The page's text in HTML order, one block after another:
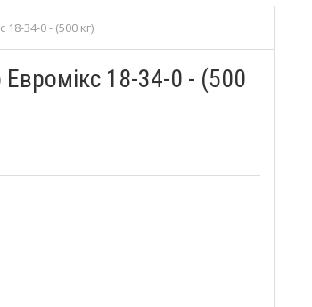
34-0 - (500 кг)
18-34-0 - (500